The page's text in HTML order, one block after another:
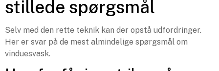
stillede spørgsmål
Selv med den rette teknik kan der opstå udfordringer.
Her er svar på de mest almindelige spørgsmål om
vinduesvask.